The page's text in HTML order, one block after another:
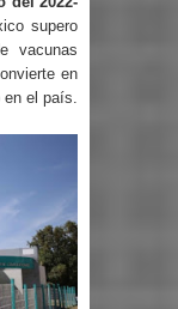
supero
vacunas
en
en el país.